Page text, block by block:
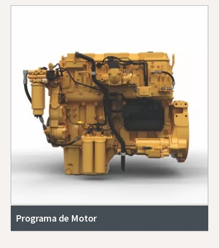
Programa de Motor